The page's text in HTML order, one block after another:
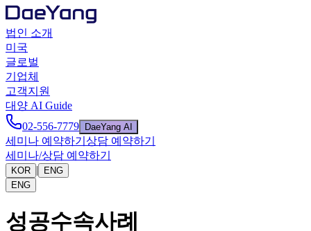
법인 소개
미국
글로벌
기업체
고객지원
대양 AI Guide
02-556-7779
DaeYang AI
세미나 예약하기 상담 예약하기
세미나/상담 예약하기
KOR |
ENG
ENG
성공수속사례